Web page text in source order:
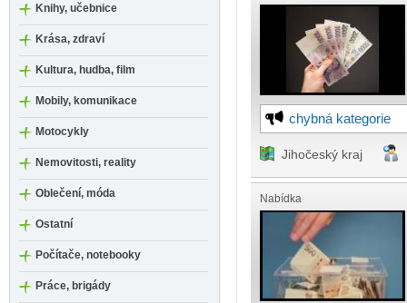
Knihy, učebnice
Krása, zdraví
Kultura, hudba, film
Mobily, komunikace
Motocykly
Nemovitosti, reality
Oblečení, móda
Ostatní
Počítače, notebooky
Práce, brigády
chybná kategorie
Jihočeský kraj
Nabídka